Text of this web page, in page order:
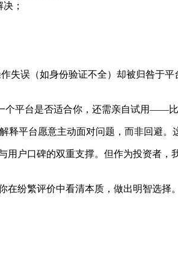
；
失误（如身份验证不全）却被归咎于
平台是否适合你，还需亲自试用——
平台愿意主动面对问题，而非回避。
户口碑的双重支撑。但作为投资者，
纷繁评价中看清本质，做出明智选择。